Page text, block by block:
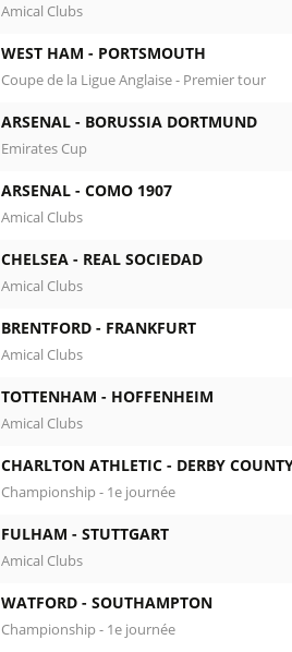
Amical Clubs
WEST HAM - PORTSMOUTH
Coupe de la Ligue Anglaise - Premier tour
ARSENAL - BORUSSIA DORTMUND
Emirates Cup
ARSENAL - COMO 1907
Amical Clubs
CHELSEA - REAL SOCIEDAD
Amical Clubs
BRENTFORD - FRANKFURT
Amical Clubs
TOTTENHAM - HOFFENHEIM
Amical Clubs
CHARLTON ATHLETIC - DERBY
Championship - 1e journée
FULHAM - STUTTGART
Amical Clubs
WATFORD - SOUTHAMPTON
Championship - 1e journée